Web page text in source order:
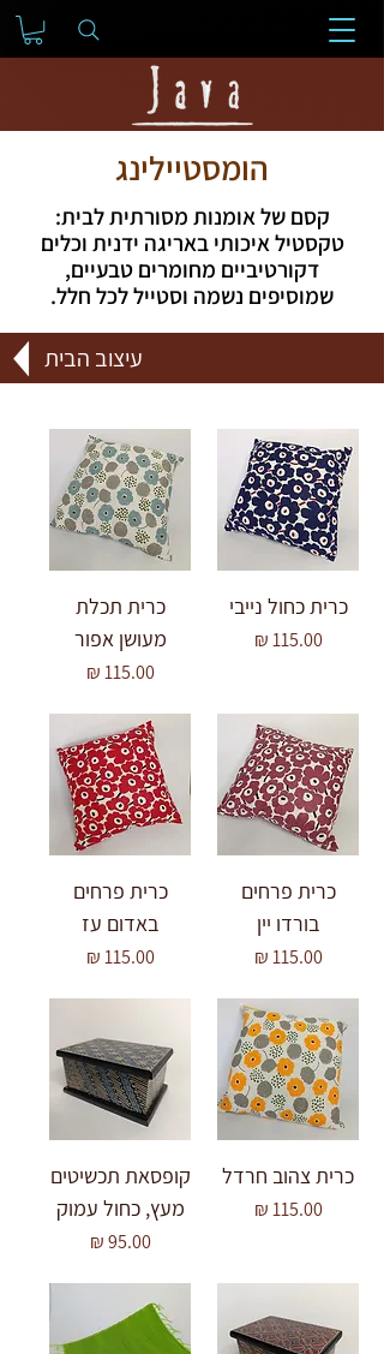
הומסטיילינג
קסם של אומנות מסורתית לבית:
טקסטיל איכותי באריגה ידנית וכלים
דקורטיביים מחומרים טבעיים,
שמוסיפים נשמה וסטייל לכל חלל.
עיצוב הבית
כרית כחול נייבי
מחיר‏115.00 ‏₪
כרית תכלת
מעושן אפור
מחיר‏115.00 ‏₪
כרית פרחים
בורדו יין
מחיר‏115.00 ‏₪
כרית פרחים
באדום עז
מחיר‏115.00 ‏₪
כרית צהוב חרדל
מחיר‏115.00 ‏₪
קופסאת תכשיטים
מעץ, כחול עמוק
מחיר‏95.00 ‏₪